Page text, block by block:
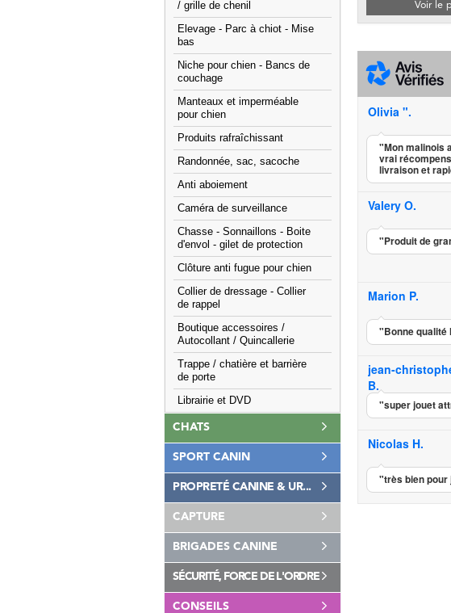
/ grille de chenil
Elevage - Parc à chiot - Mise
bas
Niche pour chien - Bancs de
couchage
Manteaux et imperméable
pour chien
Produits rafraîchissant
Randonnée, sac, sacoche
Anti aboiement
Caméra de surveillance
Chasse - Sonnaillons - Boite
d'envol - gilet de protection
Clôture anti fugue pour chien
Collier de dressage - Collier
de rappel
Boutique accessoires /
Autocollant / Quincallerie
Trappe / chatière et barrière
de porte
Librairie et DVD
CHATS
SPORT CANIN
PROPRETÉ CANINE & UR...
CAPTURE
BRIGADES CANINE
SÉCURITÉ, FORCE DE L'ORDRE
CONSEILS
Voir le
Olivia ".
"Mon malinois
vrai
livraison et
Valery O.
"Produit de
Marion P.
"Bonne qualité
jean-
B.
"super jouet
Nicolas H.
"très bien pour